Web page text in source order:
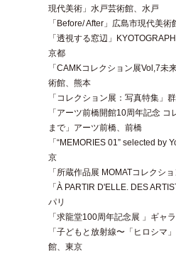
現代美術」水戸芸術館、水戸
「Before/ After」広島市現代美術
「透視する窓辺」
京都
「CAMKコレクション展Vol,7未
術館、熊本
「コレクション展：写真特集」
「アーツ前橋開館10周年記念
まで」アーツ前橋、前橋
「“MEMORIES 01” selected by
京
「所蔵作品展 MOMATコレクシ
「À PARTIR D'ELLE. DES
パリ
「求龍堂100周年記念展 」ギャ
「子どもと放射線〜「ヒロシマ
館、東京